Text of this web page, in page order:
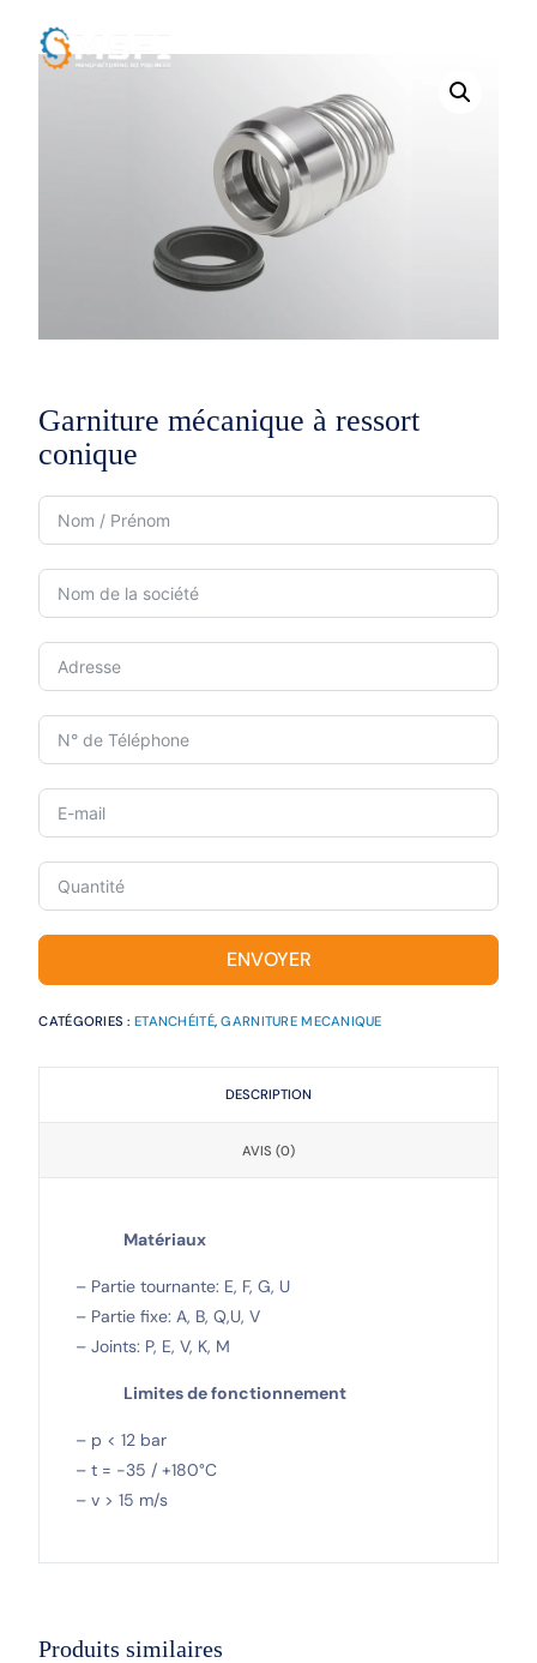
Garniture mécanique à ressort
conique
ENVOYER
CATÉGORIES :ETANCHÉITÉ,GARNITURE MECANIQUE
DESCRIPTION
AVIS (0)
Matériaux
– Partie tournante: E, F, G, U
– Partie fixe: A, B, Q,U, V
– Joints: P, E, V, K, M
Limites de fonctionnement
– p < 12 bar
– t = -35 / +180°C
– v > 15 m/s
Produits similaires